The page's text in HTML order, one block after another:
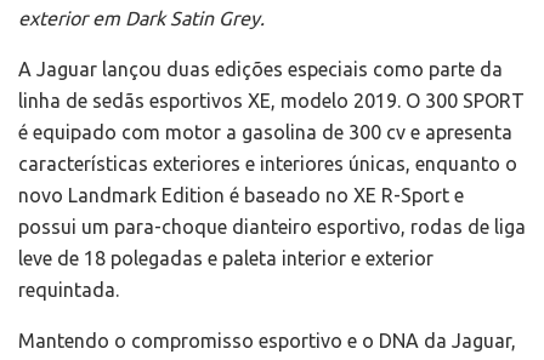
exterior em Dark Satin Grey.
A Jaguar lançou duas edições especiais como parte da
linha de sedãs esportivos XE, modelo 2019. O 300 SPORT
é equipado com motor a gasolina de 300 cv e apresenta
características exteriores e interiores únicas, enquanto o
novo Landmark Edition é baseado no XE R-Sport e
possui um para-choque dianteiro esportivo, rodas de liga
leve de 18 polegadas e paleta interior e exterior
requintada.
Mantendo o compromisso esportivo e o DNA da Jaguar,